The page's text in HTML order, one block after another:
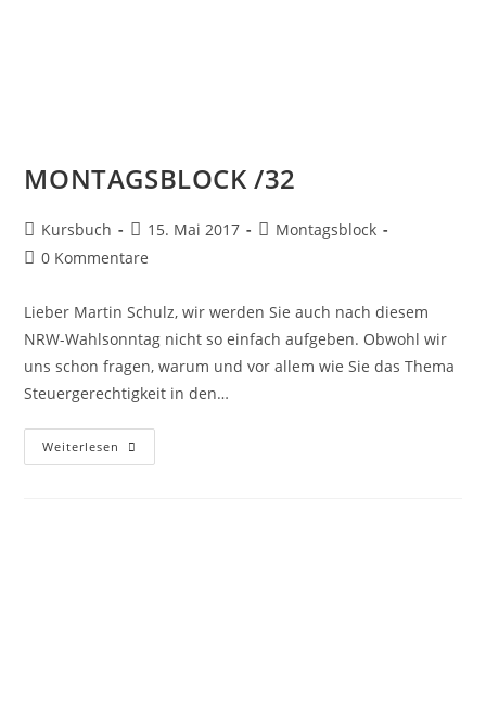
MONTAGSBLOCK /32
Kursbuch 15. Mai 2017
Montagsblock
0 Kommentare
Lieber Martin Schulz, wir werden Sie auch nach diesem
NRW-Wahlsonntag nicht so einfach aufgeben. Obwohl wir
uns schon fragen, warum und vor allem wie Sie das Thema
Steuergerechtigkeit in den…
Weiterlesen